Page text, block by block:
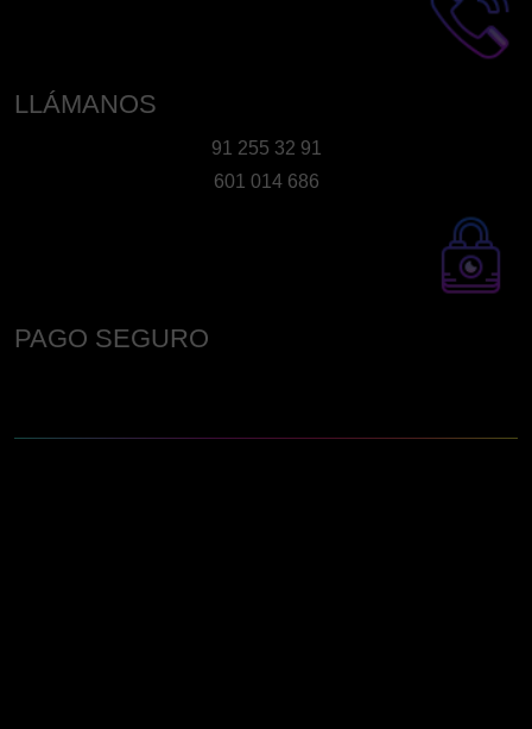
LLÁMANOS
91 255 32 91
601 014 686
PAGO SEGURO